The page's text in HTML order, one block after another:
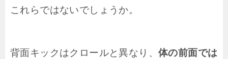
これらではないでしょうか。
背面キックはクロールと異なり、 体の前面では